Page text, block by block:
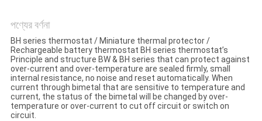
POLICY
পণ্যের বর্ণনা
BH series thermostat / Miniature thermal protector /
Rechargeable battery thermostat BH series thermostat’s
Principle and structure BW & BH series that can protect against
over-current and over-temperature are sealed firmly, small
internal resistance, no noise and reset automatically. When
current through bimetal that are sensitive to temperature and
current, the status of the bimetal will be changed by over-
temperature or over-current to cut off circuit or switch on
circuit.